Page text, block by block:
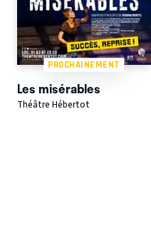
PROCHAINEMENT
Les misérables
Théâtre Hébertot